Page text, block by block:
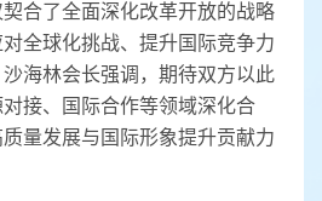
合了全面深化改革开放的战略
全球化挑战、提升国际竞争力
海林会长强调，期待双方以此
接、国际合作等领域深化合
量发展与国际形象提升贡献力